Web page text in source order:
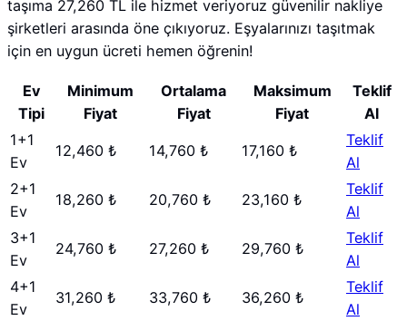
taşıma 27,260 TL ile hizmet veriyoruz güvenilir nakliye
şirketleri arasında öne çıkıyoruz. Eşyalarınızı taşıtmak
için en uygun ücreti hemen öğrenin!
Ev
Tipi
Minimum
Fiyat
Ortalama
Fiyat
Maksimum
Fiyat
Teklif
Al
1+1
Ev
12,460 ₺ 14,760 ₺ 17,160 ₺
Teklif
Al
2+1
Ev
18,260 ₺ 20,760 ₺ 23,160 ₺
Teklif
Al
3+1
Ev
24,760 ₺ 27,260 ₺ 29,760 ₺
Teklif
Al
4+1
Ev
31,260 ₺ 33,760 ₺ 36,260 ₺
Teklif
Al